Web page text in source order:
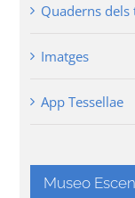
Quaderns dels
Imatges
App Tessellae
Museo